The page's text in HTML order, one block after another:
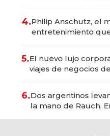
4.Philip Anschutz, el
entretenimiento
5.El nuevo lujo
viajes de negocios
6.Dos argentinos
la mano de Rauch,